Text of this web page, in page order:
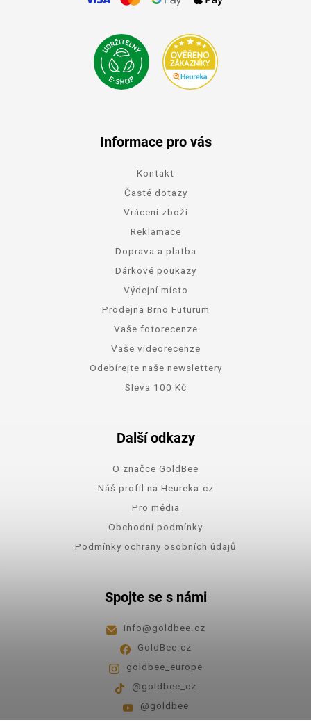
Informace pro vás
Kontakt
Časté dotazy
Vrácení zboží
Reklamace
Doprava a platba
Dárkové poukazy
Výdejní místo
Prodejna Brno Futurum
Vaše fotorecenze
Vaše videorecenze
Odebírejte naše newslettery
Sleva 100 Kč
Další odkazy
O značce GoldBee
Náš profil na Heureka.cz
Pro média
Obchodní podmínky
Podmínky ochrany osobních údajů
Spojte se s námi
info@goldbee.cz
GoldBee.cz
goldbee_europe
@goldbee_cz
@goldbee